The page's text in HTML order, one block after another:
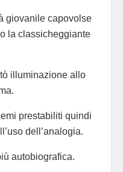
giovanile capovolse
la classicheggiante
illuminazione allo
prestabiliti quindi
dell’analogia.
autobiografica.